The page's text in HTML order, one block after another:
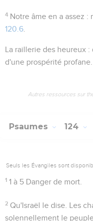
4 Notre âme en a assez :
120.6
La raillerie des heureux :
d'une prospérité profane.
Autres ressources sur
Psaumes 124
Seuls les Évangiles sont
1 1 à 5 Danger de mort.
2 Qu'Israël le dise . Les
solennellement le